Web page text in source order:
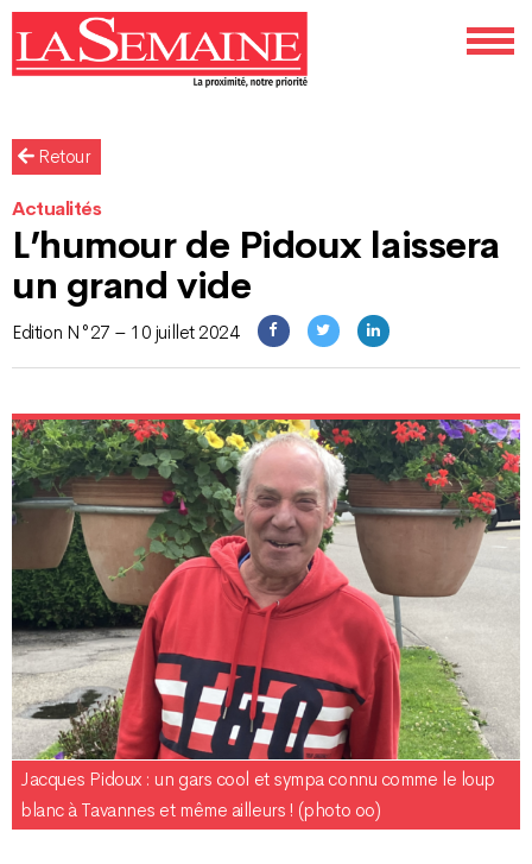
Retour
Actualités
L’humour de Pidoux laissera
un grand vide
Edition N°27 – 10 juillet 2024
Jacques Pidoux : un gars cool et sympa connu comme le loup
blanc à Tavannes et même ailleurs ! (photo oo)